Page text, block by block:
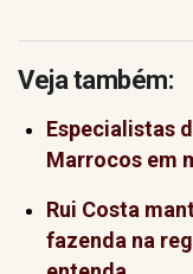
Veja também:
Especialistas
Marrocos em
Rui Costa
fazenda na